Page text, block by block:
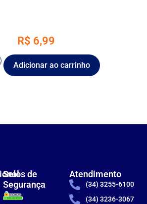
R$ 6,99
Adicionar ao carrinho
Atendimento
(34) 3255-6100
(34) 3236-3067
Selos de
Segurança